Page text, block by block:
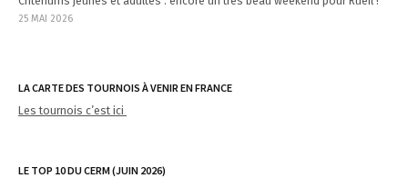
25 MAI 2026
LA CARTE DES TOURNOIS À VENIR EN FRANCE
Les tournois c’est ici
LE TOP 10 DU CERM (JUIN 2026)